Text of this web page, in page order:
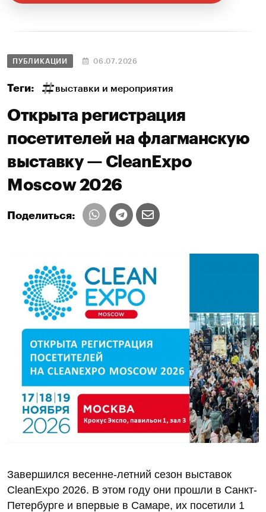
ПУБЛИКАЦИИ 06.07.2026
Теги: выставки и мероприятия
Открыта регистрация
посетителей на флагманскую
выставку — CleanExpo
Moscow 2026
Поделиться:
Завершился весенне-летний сезон выставок
CleanExpo 2026. В этом году они прошли в Санкт-
Петербурге и впервые в Самаре, их посетили 1